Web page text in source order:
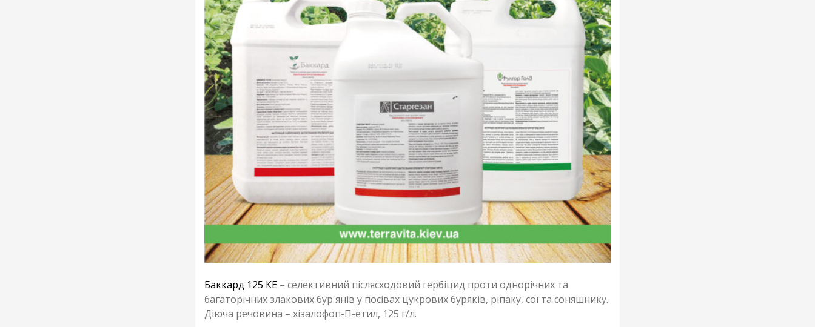
Баккард 125 КЕ – селективний післясходовий гербіцид проти однорічних та
багаторічних злакових бур'янів у посівах цукрових буряків, ріпаку, сої та соняшнику.
Діюча речовина – хізалофоп-П-етил, 125 г/л.